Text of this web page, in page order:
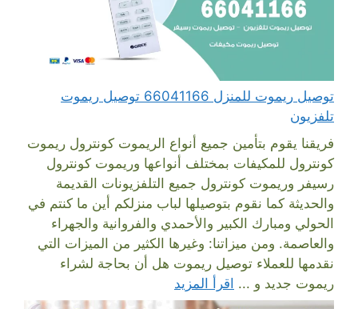
توصيل ريموت للمنزل 66041166 توصيل ريموت
تلفزيون
فريقنا يقوم بتأمين جميع أنواع الريموت كونترول ريموت
كونترول للمكيفات بمختلف أنواعها وريموت كونترول
رسيفر وريموت كونترول جميع التلفزيونات القديمة
والحديثة كما نقوم بتوصيلها لباب منزلكم أين ما كنتم في
الحولي ومبارك الكبير والأحمدي والفروانية والجهراء
والعاصمة. ومن ميزاتنا: وغيرها الكثير من الميزات التي
نقدمها للعملاء توصيل ريموت هل أن بحاجة لشراء
ريموت جديد و ... اقرأ المزيد